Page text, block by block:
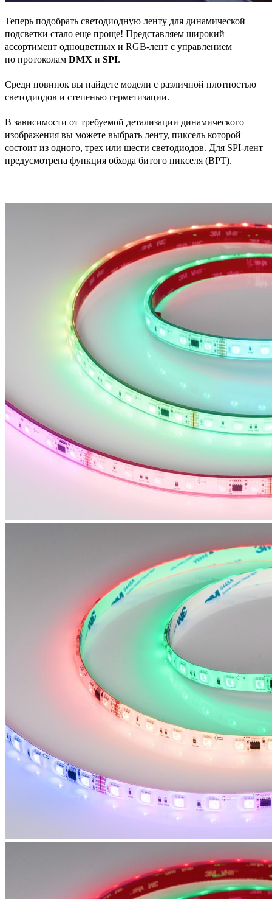
Теперь подобрать светодиодную ленту для динамической
подсветки стало еще проще! Представляем широкий
ассортимент одноцветных и RGB-лент с управлением
по протоколам DMX и SPI.
Среди новинок вы найдете модели с различной плотностью
светодиодов и степенью герметизации.
В зависимости от требуемой детализации динамического
изображения вы можете выбрать ленту, пиксель которой
состоит из одного, трех или шести светодиодов. Для SPI-лент
предусмотрена функция обхода битого пикселя (BPT).